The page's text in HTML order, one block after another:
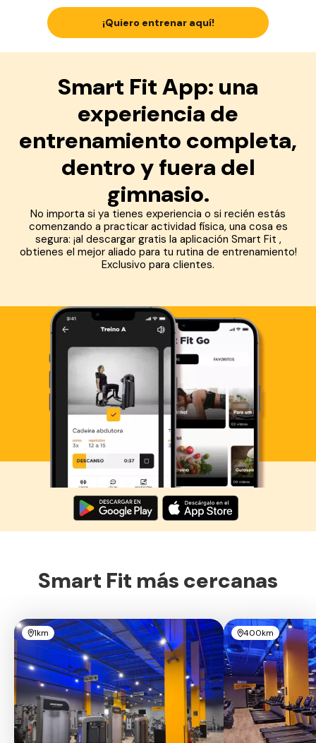
¡Quiero entrenar aquí!
Smart Fit App: una
experiencia de
entrenamiento completa,
dentro y fuera del
gimnasio.
No importa si ya tienes experiencia o si recién estás
comenzando a practicar actividad física, una cosa es
segura: ¡al descargar gratis la aplicación Smart Fit ,
obtienes el mejor aliado para tu rutina de entrenamiento!
Exclusivo para clientes.
Descarga ahora lo Smart Fit App
Smart Fit más cercanas
1km 400km